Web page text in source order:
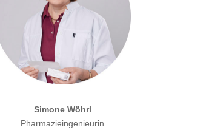
Simone Wöhrl
Pharmazieingenieurin